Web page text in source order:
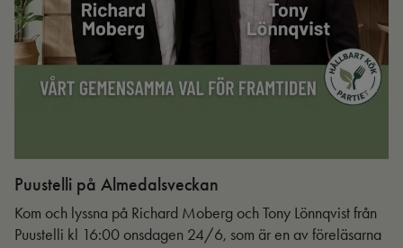
Puustelli på Almedalsveckan
Kom och lyssna på Richard Moberg och Tony Lönnqvist från
Puustelli kl 16:00 onsdagen 24/6, som är en av föreläsarna